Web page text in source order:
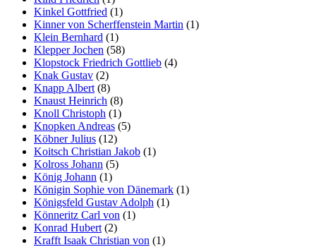
Kinkel Gottfried (1)
Kinner von Scherffenstein Martin (1)
Klein Bernhard (1)
Klepper Jochen (58)
Klopstock Friedrich Gottlieb (4)
Knak Gustav (2)
Knapp Albert (8)
Knaust Heinrich (8)
Knoll Christoph (1)
Knopken Andreas (5)
Köbner Julius (12)
Koitsch Christian Jakob (1)
Kolross Johann (5)
König Johann (1)
Königin Sophie von Dänemark (1)
Königsfeld Gustav Adolph (1)
Könneritz Carl von (1)
Konrad Hubert (2)
Krafft Isaak Christian von (1)